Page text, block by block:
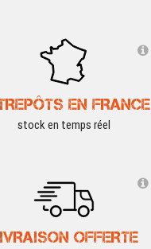
EN FRANCE
stock en temps réel
OFFERTE